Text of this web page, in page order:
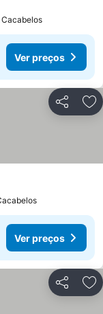
Cacabelos
Ver preços
Partilhar
Ver preços
Partilhar